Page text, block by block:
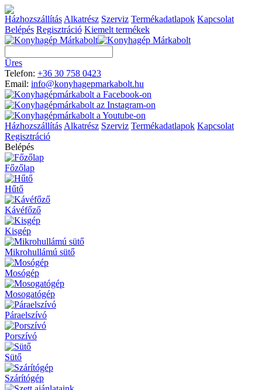
Házhozszállítás Alkatrész Szerviz Termékadatlapok Kapcsolat
Belépés Regisztráció Kiemelt termékek
Üres
Telefon: +36 30 758 0423
Email: info@konyhagepmarkabolt.hu
Házhozszállítás Alkatrész Szerviz Termékadatlapok Kapcsolat
Regisztráció
Belépés
Főzőlap
Hűtő
Kávéfőző
Kisgép
Mikrohullámú sütő
Mosógép
Mosogatógép
Páraelszívó
Porszívó
Sütő
Szárítógép